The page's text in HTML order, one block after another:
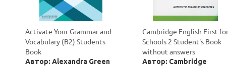
Activate Your Grammar and
Vocabulary (B2) Students
Book
Автор: Alexandra Green
Cambridge English First for
Schools 2 Student's Book
without answers
Автор: Cambridge